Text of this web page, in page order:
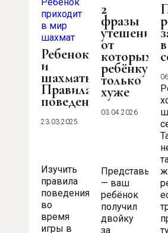
Ребенок
и
шахматы.
Правила
поведения
23.03.2025
Изучить
правила
поведения
во
время
игры в
2
фразы
утешения,
от
которых
ребёнку
только
хуже
03.04.2026
Представьте,
— ваш
ребёнок
получил
двойку
за
в